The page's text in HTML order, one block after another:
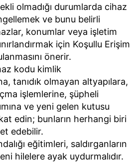
olmadığı durumlarda cihaz
ve bunu belirli
konumlar veya işletim
için Koşullu Erişim
önerir.
kodu kimlik
tanıdık olmayan altyapılara,
işlemlerine, şüpheli
ve yeni gelen kutusu
edin; bunların herhangi biri
edebilir.
eğitimleri, saldırganların
hilelere ayak uydurmalıdır.